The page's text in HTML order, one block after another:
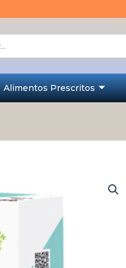
Alimentos Prescritos